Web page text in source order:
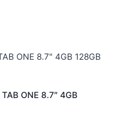
ONE 8.7″ 4GB